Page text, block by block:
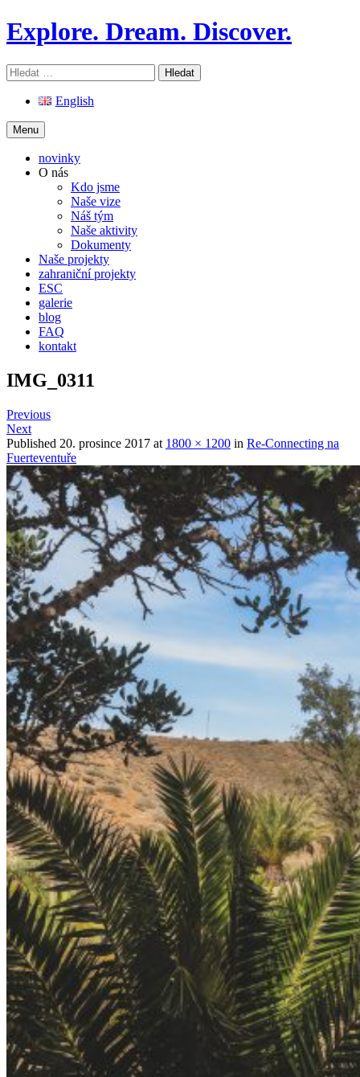
Skip
to
Explore. Dream. Discover.
Vyhledávání
English
Menu
novinky
O nás
Kdo jsme
Naše vize
Náš tým
Naše aktivity
Dokumenty
Naše projekty
zahraniční projekty
ESC
galerie
blog
FAQ
kontakt
IMG_0311
Previous
Next
Published 20. prosince 2017 at 1800 × 1200 in Re-Connecting na
Fuerteventuře